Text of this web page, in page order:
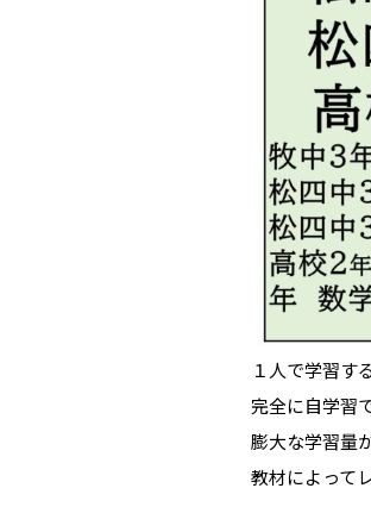
１人で学習す
完全に自学習
膨大な学習量
教材によって